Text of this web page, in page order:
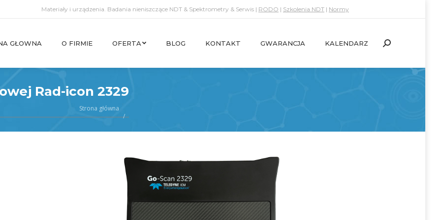
Materiały i urządzenia. Badania nieniszczące NDT & Spektrometry & Serwis | RODO | Szkolenia NDT | Normy
GŁOWNA O FIRMIE OFERTA BLOG KONTAKT GWARANCJA KALENDARZ Search:
Rad-icon 2329
Strona główna